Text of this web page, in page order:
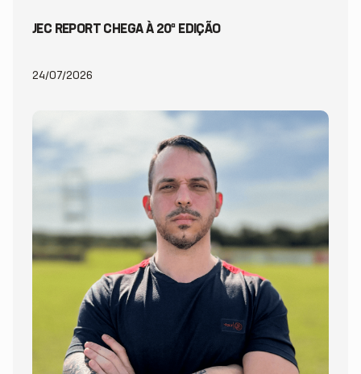
JEC REPORT CHEGA À 20ª EDIÇÃO
24/07/2026